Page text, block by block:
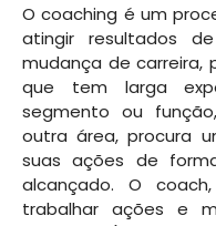
O coaching é um
atingir resultados
mudança de carreira,
que tem larga
segmento ou
outra área, procura
suas ações de
alcançado. O
trabalhar ações e